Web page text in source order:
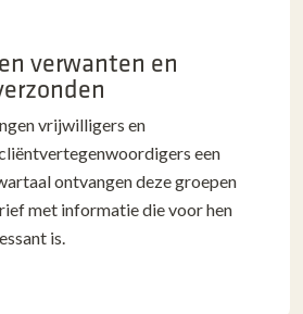
verwanten en
vrijwilligers en
een
ontvangen deze groepen
met informatie die voor hen
is.